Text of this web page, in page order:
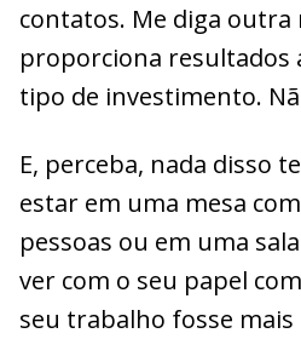
contatos. Me diga outra
proporciona resultados
tipo de investimento.
E, perceba, nada disso
estar em uma mesa
pessoas ou em uma
ver com o seu papel
seu trabalho fosse mais